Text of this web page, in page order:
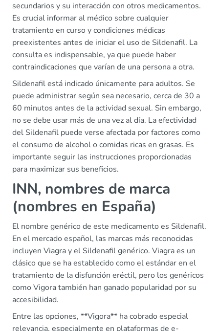
secundarios y su interacción con otros medicamentos.
Es crucial informar al médico sobre cualquier
tratamiento en curso y condiciones médicas
preexistentes antes de iniciar el uso de Sildenafil. La
consulta es indispensable, ya que puede haber
contraindicaciones que varían de una persona a otra.
Sildenafil está indicado únicamente para adultos. Se
puede administrar según sea necesario, cerca de 30 a
60 minutos antes de la actividad sexual. Sin embargo,
no se debe usar más de una vez al día. La efectividad
del Sildenafil puede verse afectada por factores como
el consumo de alcohol o comidas ricas en grasas. Es
importante seguir las instrucciones proporcionadas
para maximizar sus beneficios.
INN, nombres de marca
(nombres en España)
El nombre genérico de este medicamento es Sildenafil.
En el mercado español, las marcas más reconocidas
incluyen Viagra y el Sildenafil genérico. Viagra es un
clásico que se ha establecido como el estándar en el
tratamiento de la disfunción eréctil, pero los genéricos
como Vigora también han ganado popularidad por su
accesibilidad.
Entre las opciones, **Vigora** ha cobrado especial
relevancia, especialmente en plataformas de e-